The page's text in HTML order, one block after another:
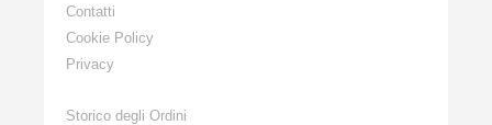
Contatti
Cookie Policy
Privacy
Storico degli Ordini